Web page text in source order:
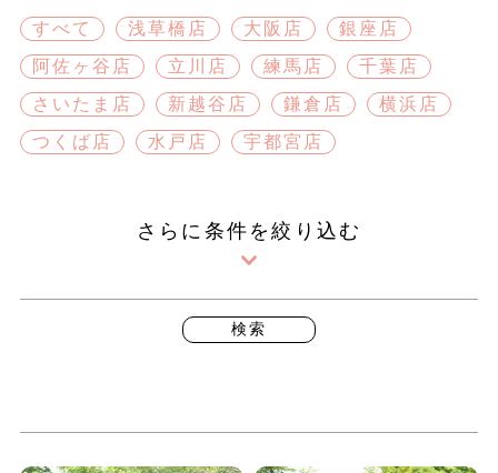
すべて 浅草橋店 大阪店
銀座店
阿佐ヶ谷店
立川店 練馬店
千葉店
さいたま店
新越谷店 鎌倉店
横浜店
つくば店
水戸店 宇都宮店
さらに条件を絞り込む